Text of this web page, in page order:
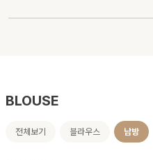
BLOUSE
전체보기 블라우스 남방